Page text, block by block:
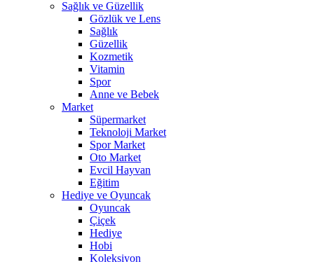
Sağlık ve Güzellik
Gözlük ve Lens
Sağlık
Güzellik
Kozmetik
Vitamin
Spor
Anne ve Bebek
Market
Süpermarket
Teknoloji Market
Spor Market
Oto Market
Evcil Hayvan
Eğitim
Hediye ve Oyuncak
Oyuncak
Çiçek
Hediye
Hobi
Koleksiyon